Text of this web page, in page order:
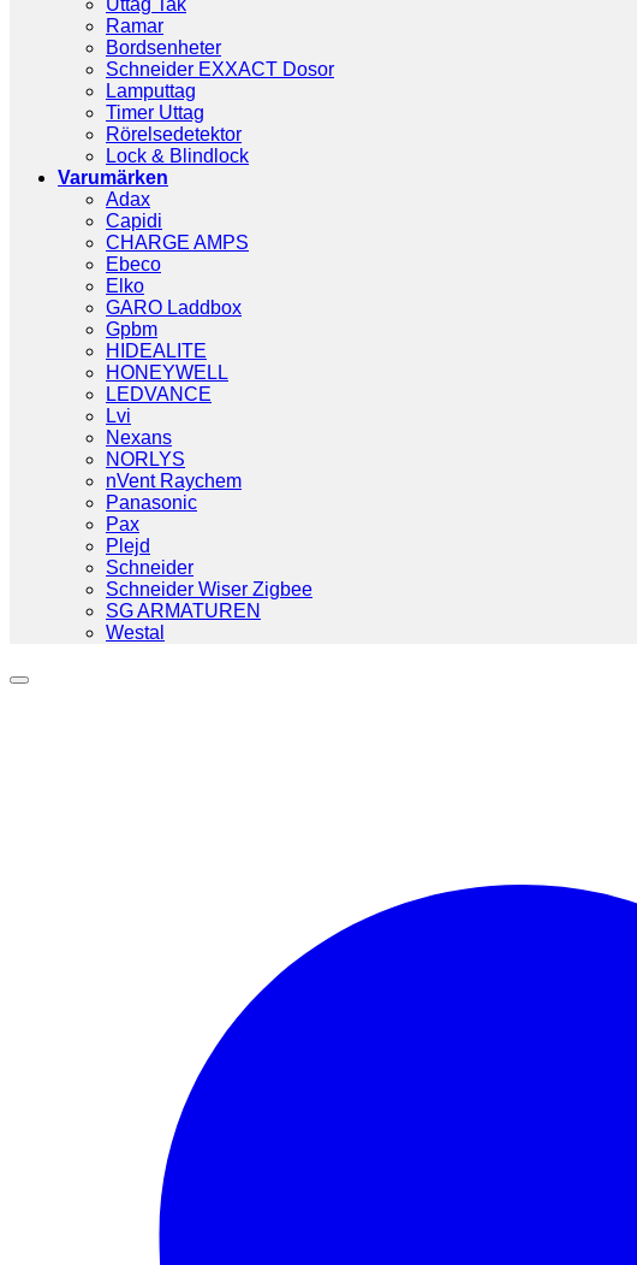
Uttag Tak
Ramar
Bordsenheter
Schneider EXXACT Dosor
Lamputtag
Timer Uttag
Rörelsedetektor
Lock & Blindlock
Varumärken
Adax
Capidi
CHARGE AMPS
Ebeco
Elko
GARO Laddbox
Gpbm
HIDEALITE
HONEYWELL
LEDVANCE
Lvi
Nexans
NORLYS
nVent Raychem
Panasonic
Pax
Plejd
Schneider
Schneider Wiser Zigbee
SG ARMATUREN
Westal